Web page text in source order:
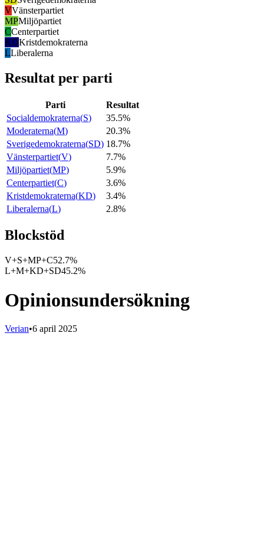
VVänsterpartiet
MPMiljöpartiet
CCenterpartiet
KDKristdemokraterna
LLiberalerna
Resultat per parti
Parti
Resultat
Socialdemokraterna(S)
35.5%
Moderaterna(M)
20.3%
Sverigedemokraterna(SD) 18.7%
Vänsterpartiet(V)
7.7%
Miljöpartiet(MP)
5.9%
Centerpartiet(C)
3.6%
Kristdemokraterna(KD)
3.4%
Liberalerna(L) 2.8%
Blockstöd
V+S+MP+C52.7%
L+M+KD+SD45.2%
Opinionsundersökning
Verian•6 april 2025